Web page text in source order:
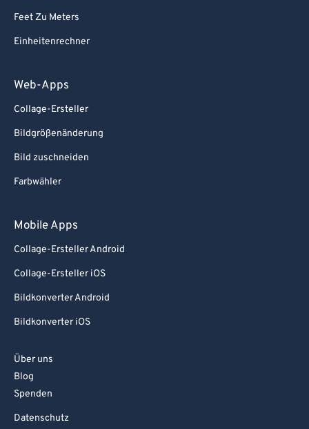
Feet Zu Meters
Einheitenrechner
Web-Apps
Collage-Ersteller
Bildgrößenänderung
Bild zuschneiden
Farbwähler
Mobile Apps
Collage-Ersteller Android
Collage-Ersteller iOS
Bildkonverter Android
Bildkonverter iOS
Über uns
Blog
Spenden
Datenschutz